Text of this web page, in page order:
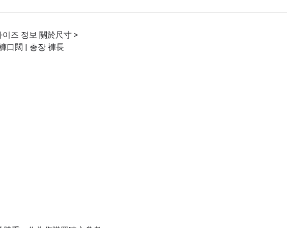
이즈 정보 關於尺寸 >
口闊 | 총장 褲長